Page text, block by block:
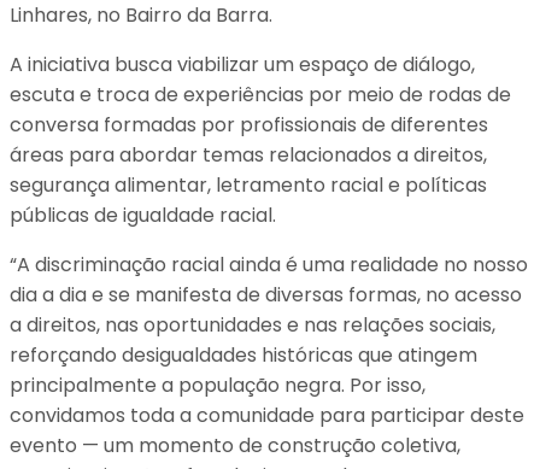
Linhares, no Bairro da Barra.
A iniciativa busca viabilizar um espaço de diálogo,
escuta e troca de experiências por meio de rodas de
conversa formadas por profissionais de diferentes
áreas para abordar temas relacionados a direitos,
segurança alimentar, letramento racial e políticas
públicas de igualdade racial.
“A discriminação racial ainda é uma realidade no nosso
dia a dia e se manifesta de diversas formas, no acesso
a direitos, nas oportunidades e nas relações sociais,
reforçando desigualdades históricas que atingem
principalmente a população negra. Por isso,
convidamos toda a comunidade para participar deste
evento — um momento de construção coletiva,